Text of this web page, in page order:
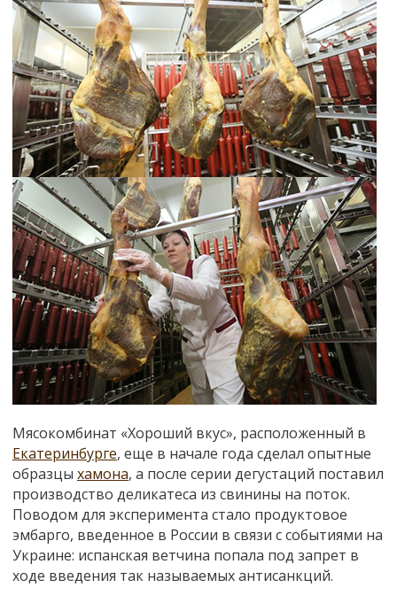
Мясокомбинат «Хороший вкус», расположенный в
Екатеринбурге, еще в начале года сделал опытные
образцы хамона, а после серии дегустаций поставил
производство деликатеса из свинины на поток.
Поводом для эксперимента стало продуктовое
эмбарго, введенное в России в связи с событиями на
Украине: испанская ветчина попала под запрет в
ходе введения так называемых антисанкций.